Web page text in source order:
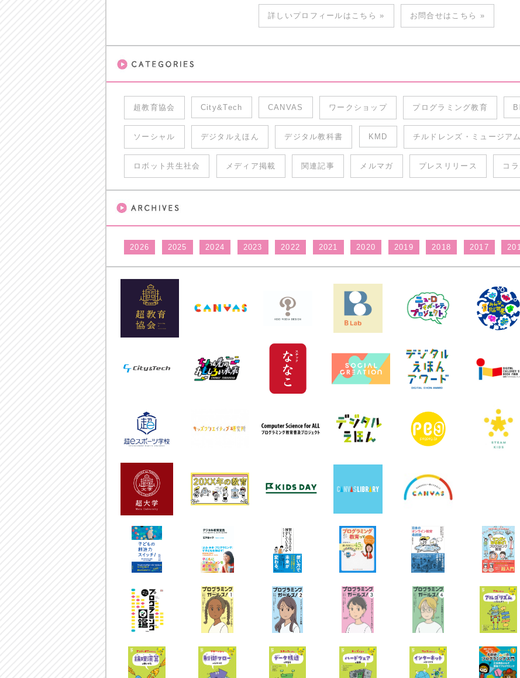
詳しいプロフィールはこちら » お問合せはこちら »
超教育協会 City&Tech CANVAS ワークショップ プログラミング教育
ソーシャル デジタルえほん デジタル教科書 KMD チルドレンズ・ミュージアム
ロボット共生社会 メディア掲載 関連記事 メルマガ プレスリリース コ
2026 2025 2024 2023 2022 2021 2020 2019 2018 2017